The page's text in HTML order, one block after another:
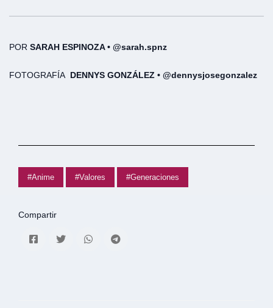
POR SARAH ESPINOZA • @sarah.spnz
FOTOGRAFÍA DENNYS GONZÁLEZ • @dennysjosegonzalez
#Anime #Valores #Generaciones
Compartir